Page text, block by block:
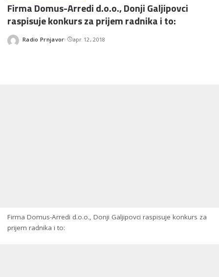
Firma Domus-Arredi d.o.o., Donji Galjipovci
raspisuje konkurs za prijem radnika i to:
Posted
Radio Prnjavor apr 12, 2018
Firma Domus-Arredi d.o.o., Donji Galjipovci raspisuje konkurs za
prijem radnika i to: